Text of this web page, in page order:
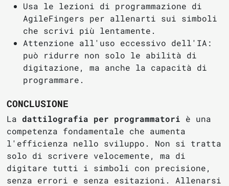
Usa le lezioni di programmazione di
AgileFingers per allenarti sui simboli
che scrivi più lentamente.
Attenzione all'uso eccessivo dell'IA:
può ridurre non solo le abilità di
digitazione, ma anche la capacità di
programmare.
CONCLUSIONE
La dattilografia per programmatori è una
competenza fondamentale che aumenta
l'efficienza nello sviluppo. Non si tratta
solo di scrivere velocemente, ma di
digitare tutti i simboli con precisione,
senza errori e senza esitazioni. Allenarsi